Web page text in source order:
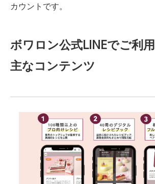
カウントです。
ボワロン公式LINEでご利
主なコンテンツ